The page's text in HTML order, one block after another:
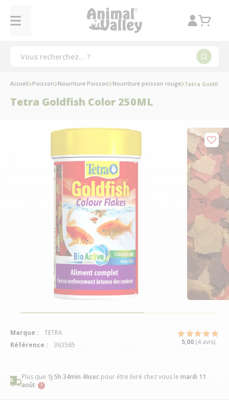
Plus que 1j 5h 34min 46sec pour être livré chez vous le mardi 11
août
Accueil Poisson Nourriture Poisson Nourriture poisson rouge Tetra Goldfish
Tetra Goldfish Color 250ML
Marque :
TETRA
Référence :
363565 5,00 (4 avis)